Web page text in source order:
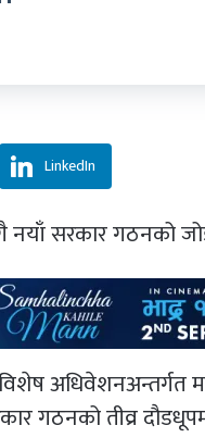
LinkedIn
नयाँ सरकार गठनको
अधिवेशनअन्तर्गत
गठनको तीव्र